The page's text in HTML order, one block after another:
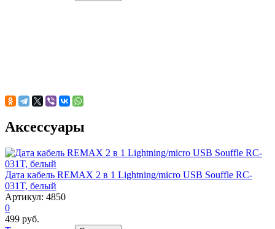
Аксессуары
Дата кабель REMAX 2 в 1 Lightning/micro USB Souffle RC-
031T, белый
Артикул: 4850
0
499 руб.